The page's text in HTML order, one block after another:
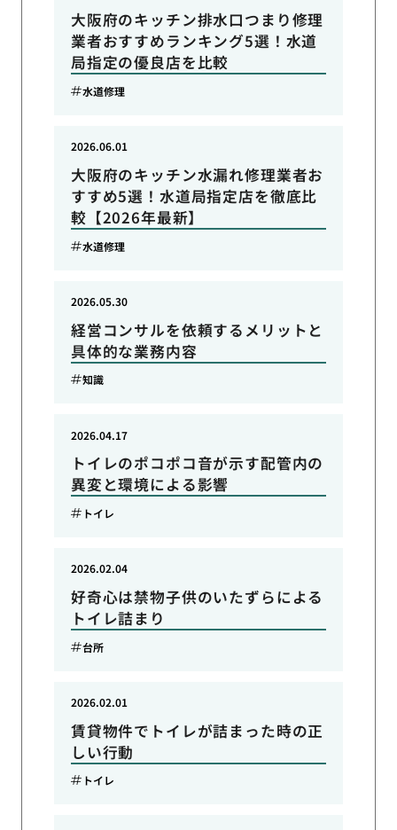
大阪府のキッチン排水口つまり修理
業者おすすめランキング5選！水道
局指定の優良店を比較
水道修理
大阪府のキッチン水漏れ修理業者お
すすめ5選！水道局指定店を徹底比
較【2026年最新】
2026.06.01
水道修理
経営コンサルを依頼するメリットと
具体的な業務内容
2026.05.30
知識
トイレのポコポコ音が示す配管内の
異変と環境による影響
2026.04.17
トイレ
好奇心は禁物子供のいたずらによる
トイレ詰まり
2026.02.04
台所
賃貸物件でトイレが詰まった時の正
しい行動
2026.02.01
トイレ